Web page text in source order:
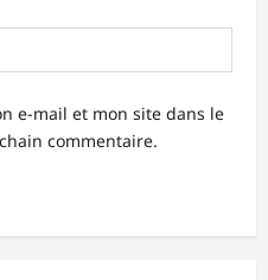
e-mail et mon site dans le
commentaire.